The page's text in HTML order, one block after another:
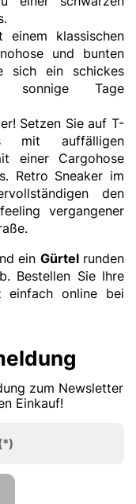
einem klassischen
und bunten
sich ein schickes
sonnige Tage
Setzen Sie auf T-
mit auffälligen
einer Cargohose
Retro Sneaker im
den
vergangener
ein Gürtelrunden
Bestellen Sie Ihre
einfach online bei
zum Newsletter
Einkauf!